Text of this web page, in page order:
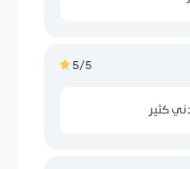
5/5
كثير